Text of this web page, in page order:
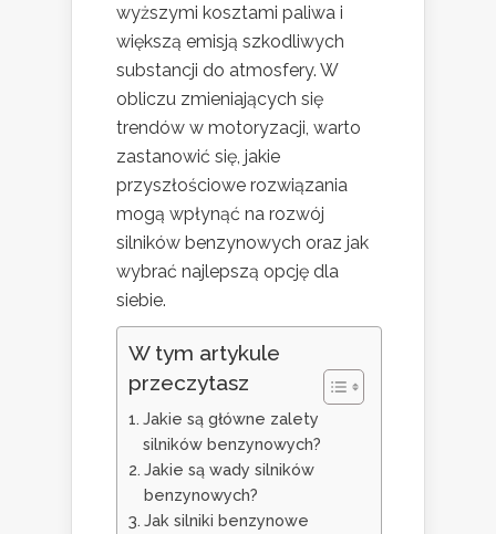
wyższymi kosztami paliwa i
większą emisją szkodliwych
substancji do atmosfery. W
obliczu zmieniających się
trendów w motoryzacji, warto
zastanowić się, jakie
przyszłościowe rozwiązania
mogą wpłynąć na rozwój
silników benzynowych oraz jak
wybrać najlepszą opcję dla
siebie.
W tym artykule
przeczytasz
Jakie są główne zalety
silników benzynowych?
Jakie są wady silników
benzynowych?
Jak silniki benzynowe